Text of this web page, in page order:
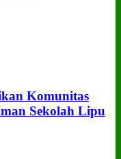
Komunitas
Sekolah Lipu